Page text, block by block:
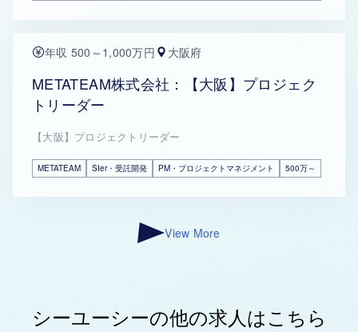
年収 500～1,000万円 大阪府
METATEAM株式会社：【大阪】プロジェク
トリーダー
【大阪】プロジェクトリーダー
METATEAM SIer・受託開発 PM・プロジェクトマネジメント 500万～
View More
シーユーシーの他の求人はこちら